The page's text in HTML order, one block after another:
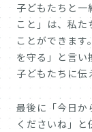
子どもたちと
こと」は、私
ことができま
を守る」と言
子どもたちに伝
最後に「今日か
くださいね」